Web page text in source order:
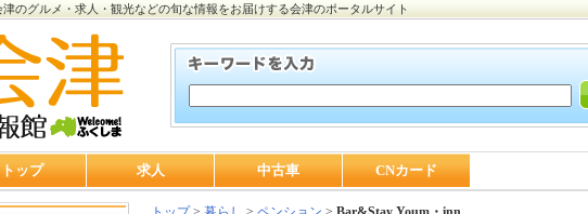
津のグルメ・求人・観光などの旬な情報をお届けする会津のポータルサイト
トップ 求人 中古車 CNカード